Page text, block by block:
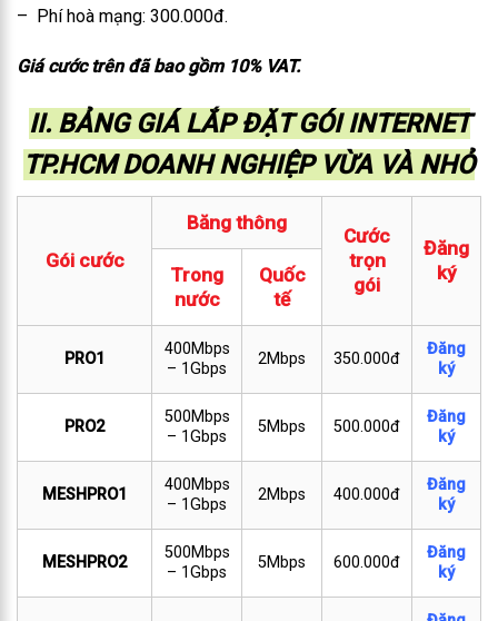
– Phí hoà mạng: 300.000đ.
Giá cước trên đã bao gồm 10% VAT.
II. BẢNG GIÁ LẮP ĐẶT GÓI INTERNET
TP.HCM DOANH NGHIỆP VỪA VÀ NHỎ
Gói cước
Băng thông
Cước
trọn
gói
Đăng
ký
Trong
nước
Quốc
tế
PRO1
400Mbps
– 1Gbps
2Mbps 350.000đ
Đăng
ký
PRO2
500Mbps
– 1Gbps
5Mbps 500.000đ
Đăng
ký
MESHPRO1
400Mbps
– 1Gbps
2Mbps 400.000đ
Đăng
ký
MESHPRO2
500Mbps
– 1Gbps
5Mbps 600.000đ
Đăng
ký